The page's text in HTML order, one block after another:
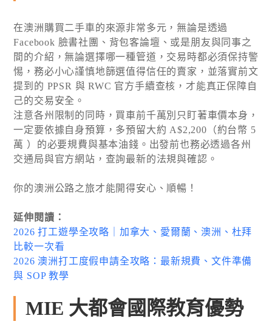
在澳洲購買二手車的來源非常多元，無論是透過
Facebook 臉書社團、背包客論壇、或是朋友與同事之
間的介紹，無論選擇哪一種管道，交易時都必須保持警
惕，務必小心謹慎地篩選值得信任的賣家，並落實前文
提到的 PPSR 與 RWC 官方手續查核，才能真正保障自
己的交易安全。
注意各州限制的同時，買車前千萬別只盯著車價本身，
一定要依據自身預算，多預留大約 A$2,200（約台幣 5
萬 ）的必要規費與基本油錢。出發前也務必透過各州
交通局與官方網站，查詢最新的法規與確認。
你的澳洲公路之旅才能開得安心、順暢！
延伸閱讀：
2026 打工遊學全攻略｜加拿大、愛爾蘭、澳洲、杜拜
比較一次看
2026 澳洲打工度假申請全攻略：最新規費、文件準備
與 SOP 教學
MIE 大都會國際教育優勢